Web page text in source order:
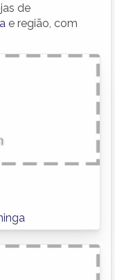
de
e região, com